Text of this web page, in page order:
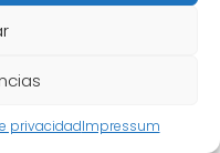
privacidadImpressum
personajes
fuerza bruta o
y tienen sus